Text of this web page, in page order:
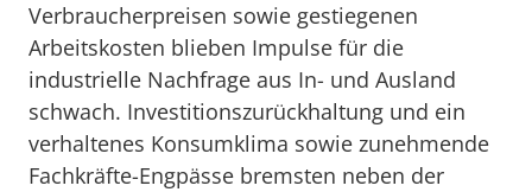
Verbraucherpreisen sowie gestiegenen
Arbeitskosten blieben Impulse für die
industrielle Nachfrage aus In- und Ausland
schwach. Investitionszurückhaltung und ein
verhaltenes Konsumklima sowie zunehmende
Fachkräfte-Engpässe bremsten neben der